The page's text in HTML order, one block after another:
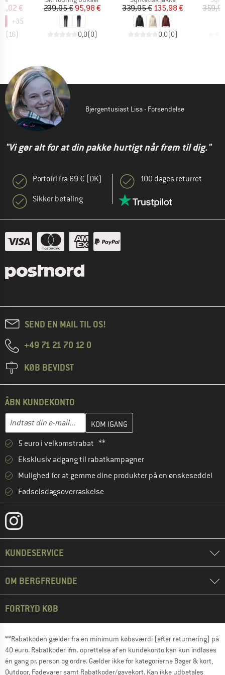
pris
€
+35
( 16)
Pris
239,95 €Nedsat pris
95,98 €
0,0(0)
Pris
339,95 €Nedsat pris
135,98 €
0,0(0)
Bjergentusiast Lisa - Forsendelse
"Vi gør alt for at din pakke hurtigt når frem til dig."
Portofri fra 69 € (DK)
Sikker betaling
100 dages returret
SEND EN MAIL TIL OS!
+49 71 21 70 12 0
KØB BEVIDST
ÅBN KUNDEKONTO
E-mail-adresse
Indtast din e-mailadresse her, og opret i næste trin din
5 euro i velkomstrabat **
Eksklusiv adgang til rabatkampagner
Mulighed for at gemme dine produkter på en ønskeseddel
Fødselsdagsoverraskelse
KUNDESERVICE
OM BERGFREUNDE
FORTRYD KØB
**Rabatkoden gælder fra en minimum købsværdi (efter returnering) på
40 euro. Rabatkoder ifm. oprettelse af en kundekonto kan kun indløses
én gang pr. person og ordre. Gælder ikke for kategorierne Bøger & kort,
Outdoor, Fødevarer samt Rabatkoder/gavekort. Kan ikke udbetales